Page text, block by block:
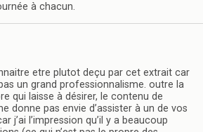
à chacun.
etre plutot deçu par cet extrait car
un grand professionnalisme. outre la
qui laisse à désirer, le contenu de
donne pas envie d’assister à un de vos
j’ai l’impression qu’il y a beaucoup